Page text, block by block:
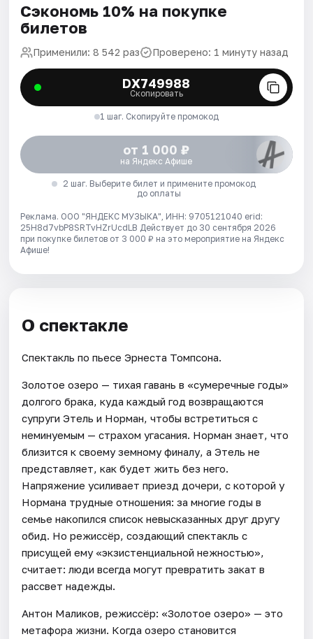
Сэкономь 10% на покупке
билетов
Применили: 8 542 раз Проверено: 1 минуту назад
DX749988
Скопировать
1 шаг. Скопируйте промокод
от 1 000 ₽
на Яндекс Афише
2 шаг. Выберите билет и примените промокод
до оплаты
Реклама. ООО "ЯНДЕКС МУЗЫКА", ИНН: 9705121040 erid:
25H8d7vbP8SRTvHZrUcdLB Действует до 30 сентября 2026
при покупке билетов от 3 000 ₽ на это мероприятие на Яндекс
Афише!
О спектакле
Спектакль по пьесе Эрнеста Томпсона.
Золотое озеро — тихая гавань в «сумеречные годы»
долгого брака, куда каждый год возвращаются
супруги Этель и Норман, чтобы встретиться с
неминуемым — страхом угасания. Норман знает, что
близится к своему земному финалу, а Этель не
представляет, как будет жить без него.
Напряжение усиливает приезд дочери, с которой у
Нормана трудные отношения: за многие годы в
семье накопился список невысказанных друг другу
обид. Но режиссёр, создающий спектакль с
присущей ему «экзистенциальной нежностью»,
считает: люди всегда могут превратить закат в
рассвет надежды.
Антон Маликов, режиссёр: «Золотое озеро» — это
метафора жизни. Когда озеро становится